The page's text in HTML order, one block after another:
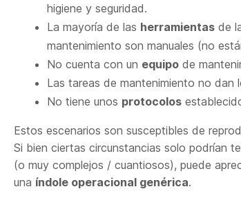
higiene y seguridad.
La mayoría de las herramientas de
mantenimiento son manuales (no
No cuenta con un equipo de
Las tareas de mantenimiento no dan
No tiene unos protocolos
Estos escenarios son susceptibles de
Si bien ciertas circunstancias solo podrían
(o muy complejos / cuantiosos), puede
una índole operacional genérica.